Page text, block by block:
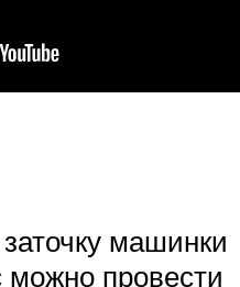
машинки
можно провести